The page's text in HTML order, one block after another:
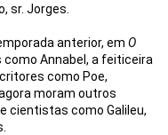
sr. Jorges.
anterior, em O
como Annabel, a feiticeira
como Poe,
moram outros
cientistas como Galileu,